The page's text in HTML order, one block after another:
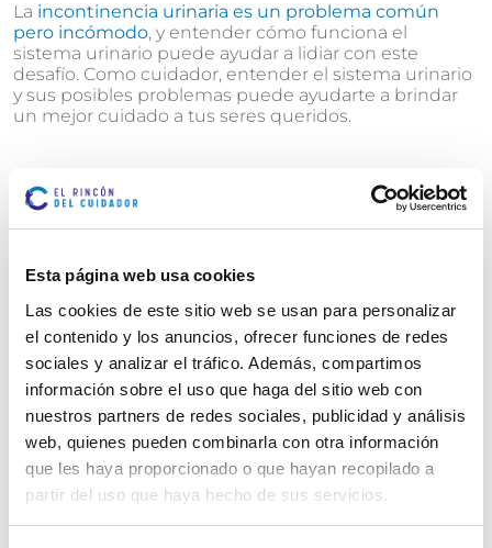
Esta página web usa cookies
Las cookies de este sitio web se usan para personalizar
el contenido y los anuncios, ofrecer funciones de redes
sociales y analizar el tráfico. Además, compartimos
información sobre el uso que haga del sitio web con
nuestros partners de redes sociales, publicidad y análisis
web, quienes pueden combinarla con otra información
que les haya proporcionado o que hayan recopilado a
partir del uso que haya hecho de sus servicios.
La incontinencia urinaria es un problema común
pero incómodo, y entender cómo funciona el
sistema urinario puede ayudar a lidiar con este
desafío. Como cuidador, entender el sistema urinario
y sus posibles problemas puede ayudarte a brindar
un mejor cuidado a tus seres queridos.
ARTÍCULOS
RELACIONADOS